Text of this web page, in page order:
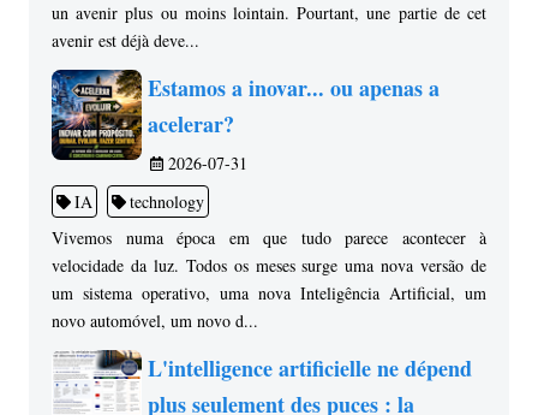
un avenir plus ou moins lointain. Pourtant, une partie de cet
avenir est déjà deve...
Estamos a inovar... ou apenas a
acelerar?
2026-07-31
IA
technology
Vivemos numa época em que tudo parece acontecer à
velocidade da luz. Todos os meses surge uma nova versão de
um sistema operativo, uma nova Inteligência Artificial, um
novo automóvel, um novo d...
L'intelligence artificielle ne dépend
plus seulement des puces : la